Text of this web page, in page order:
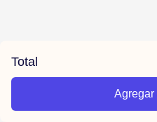
Total
Agregar